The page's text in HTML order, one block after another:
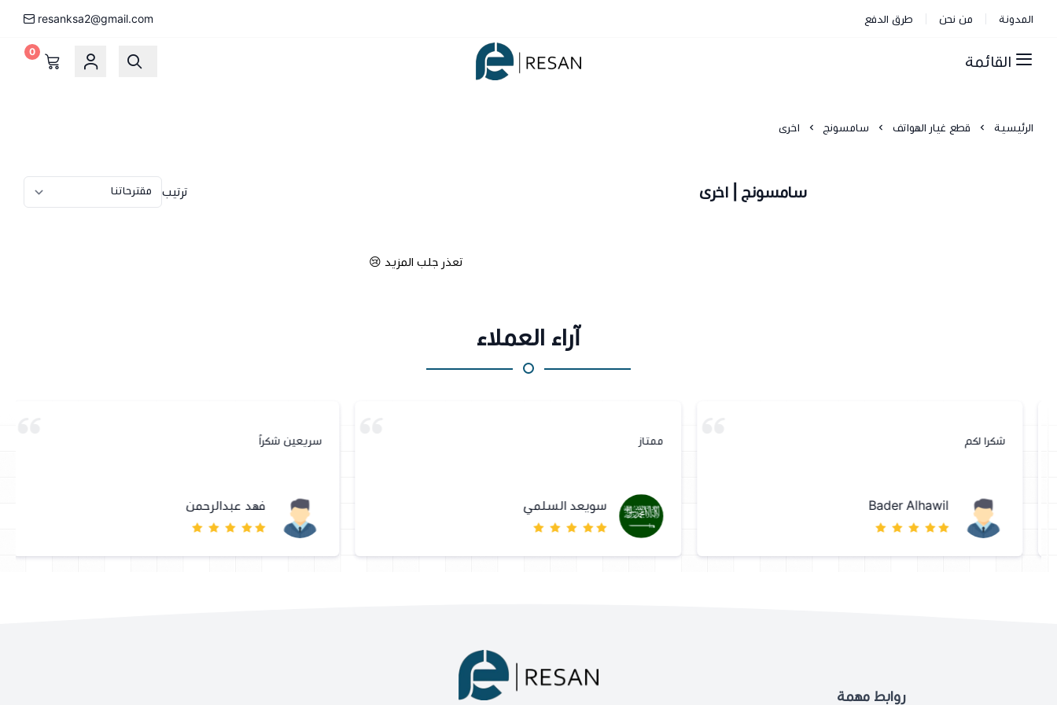
المدونة من نحن طرق الدفع resanksa2@gmail.com
القائمة
شركة ريسان
0
الرئيسية قطع غيار الهواتف سامسونج اخرى
سامسونج | اخرى ترتيب
تعذر جلب المزيد 😢
آراء العملاء
شكرا لكم
Bader Alhawil
ممتاز
سويعد السلمي
سريعين شكراً
فهد عبدالرحمن
روابط مهمة